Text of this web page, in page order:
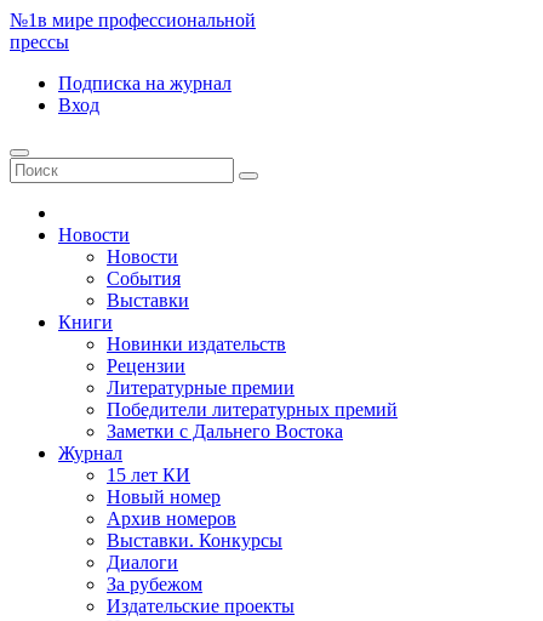
№1в мире профессиональной
прессы
Подписка на журнал
Вход
Новости
Новости
События
Выставки
Книги
Новинки издательств
Рецензии
Литературные премии
Победители литературных премий
Заметки с Дальнего Востока
Журнал
15 лет КИ
Новый номер
Архив номеров
Выставки. Конкурсы
Диалоги
За рубежом
Издательские проекты